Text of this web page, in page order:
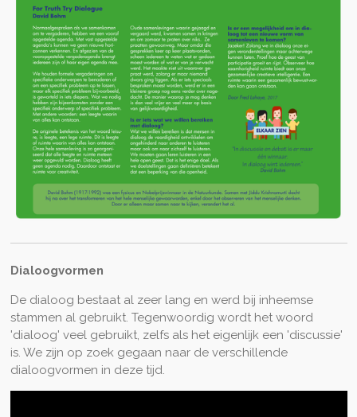
Dialoogvormen
De dialoog bestaat al zeer lang en werd bij inheemse
stammen al gebruikt. Tegenwoordig wordt het woord
'dialoog' veel gebruikt, zelfs als het eigenlijk een 'discussie'
is. We zijn op zoek gegaan naar de verschillende
dialoogvormen in deze tijd.